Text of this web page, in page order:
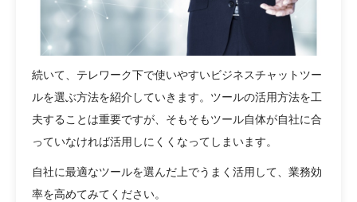
続いて、テレワーク下で使いやすいビジネスチャットツー
ルを選ぶ方法を紹介していきます。ツールの活用方法を工
夫することは重要ですが、そもそもツール自体が自社に合
っていなければ活用しにくくなってしまいます。
自社に最適なツールを選んだ上でうまく活用して、業務効
率を高めてみてください。